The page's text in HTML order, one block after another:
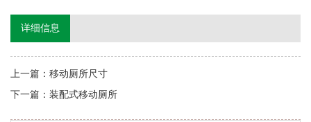
详细信息
上一篇： 移动厕所尺寸
下一篇： 装配式移动厕所